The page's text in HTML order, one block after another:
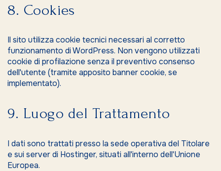
8. Cookies
Il sito utilizza cookie tecnici necessari al corretto
funzionamento di WordPress. Non vengono utilizzati
cookie di profilazione senza il preventivo consenso
dell'utente (tramite apposito banner cookie, se
implementato).
9. Luogo del Trattamento
I dati sono trattati presso la sede operativa del Titolare
e sui server di Hostinger, situati all'interno dell'Unione
Europea.